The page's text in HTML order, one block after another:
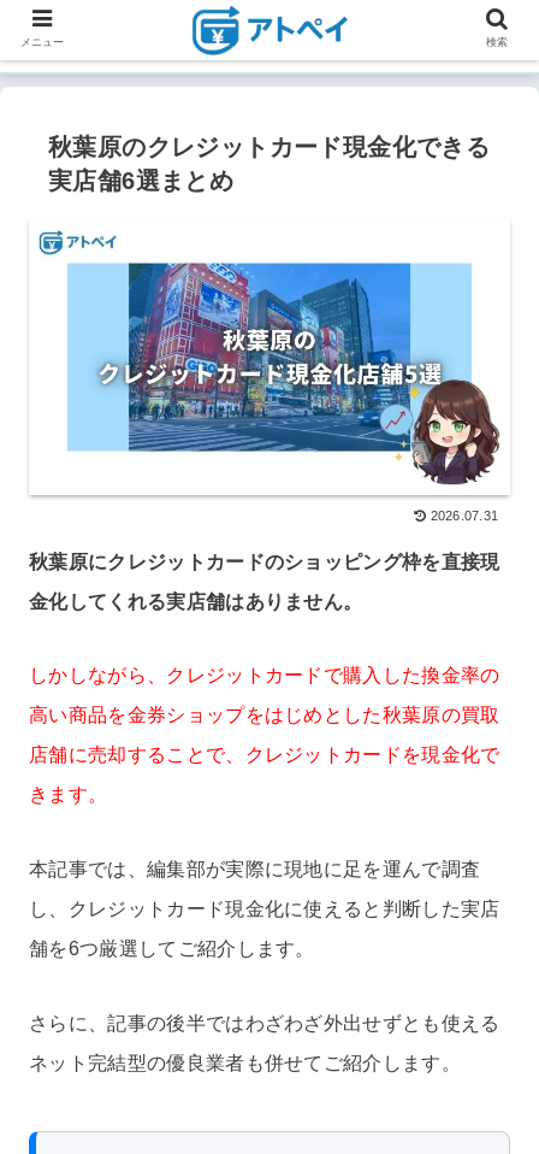
秋葉原のクレジットカード現金化できる
実店舗6選まとめ
2026.07.31
秋葉原にクレジットカードのショッピング枠を直接現
金化してくれる実店舗はありません。
しかしながら、クレジットカードで購入した換金率の
高い商品を金券ショップをはじめとした秋葉原の買取
店舗に売却することで、クレジットカードを現金化で
きます。
本記事では、編集部が実際に現地に足を運んで調査
し、クレジットカード現金化に使えると判断した実店
舗を6つ厳選してご紹介します。
さらに、記事の後半ではわざわざ外出せずとも使える
ネット完結型の優良業者も併せてご紹介します。
メニュー 検索